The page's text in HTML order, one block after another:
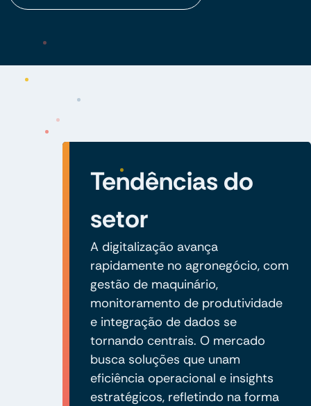
Tendências do
setor
A digitalização avança
rapidamente no agronegócio, com
gestão de maquinário,
monitoramento de produtividade
e integração de dados se
tornando centrais. O mercado
busca soluções que unam
eficiência operacional e insights
estratégicos, refletindo na forma